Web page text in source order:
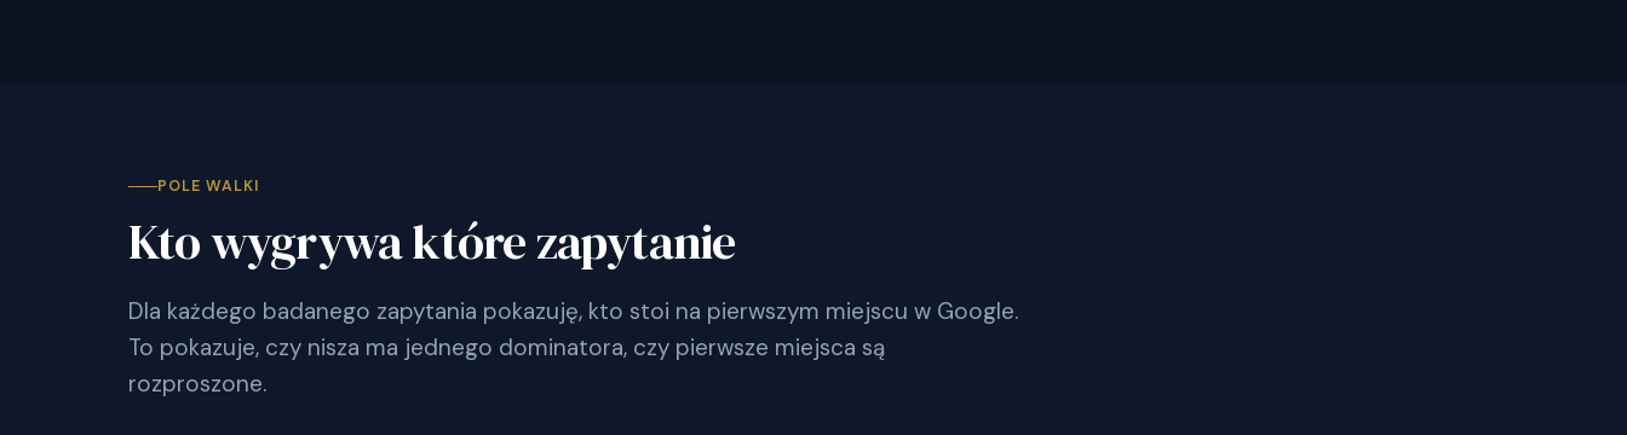
POLE WALKI
Kto wygrywa które zapytanie
Dla każdego badanego zapytania pokazuję, kto stoi na pierwszym miejscu w Google.
To pokazuje, czy nisza ma jednego dominatora, czy pierwsze miejsca są
rozproszone.